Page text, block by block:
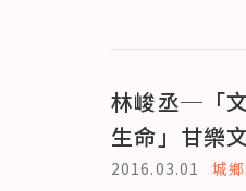
林峻丞─「
生命」甘樂
2016.03.01 城